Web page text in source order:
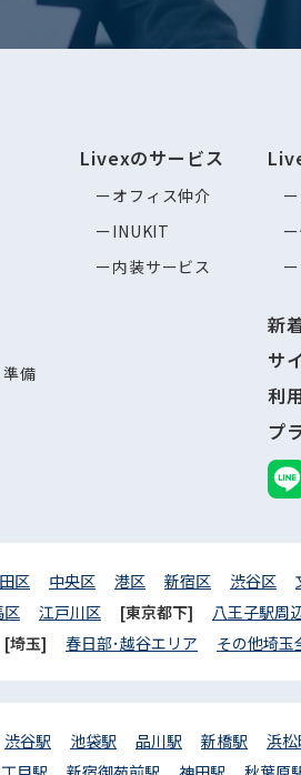
備
Livexのサービス
オフィス仲介
INUKIT
内装サービス
新
サ
利
プ
区 中央区 港区 新宿区 渋谷区
区
江戸川区 [東京都下] 八王子駅周
[埼玉] 春日部･越谷エリア その他埼玉
渋谷駅 池袋駅 品川駅 新橋駅 浜